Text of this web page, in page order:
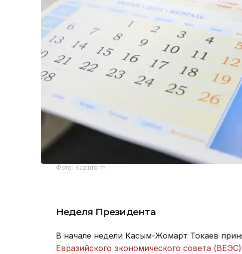
Фото: Kazinform
Неделя Президента
В начале недели Касым-Жомарт Токаев
Евразийского экономического совета (ВЕЭС)